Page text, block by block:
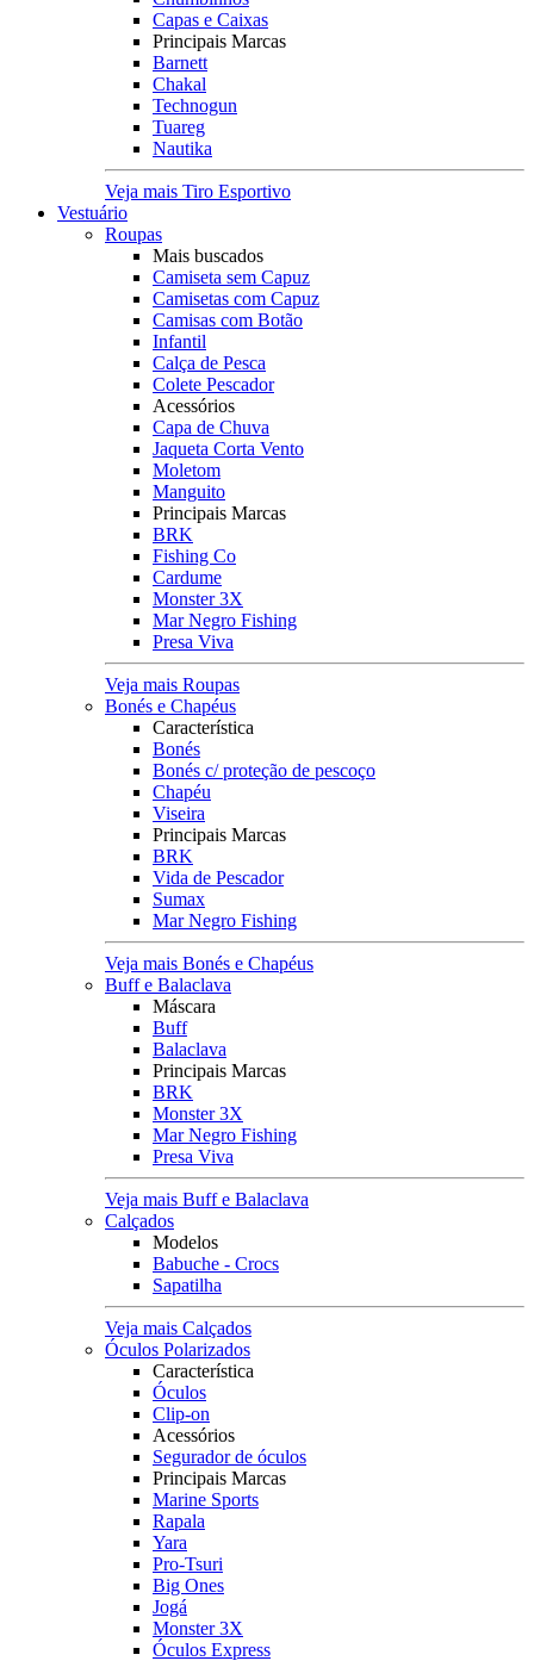
Capas e Caixas
Principais Marcas
Barnett
Chakal
Technogun
Tuareg
Nautika
Veja mais Tiro Esportivo
Vestuário
Roupas
Mais buscados
Camiseta sem Capuz
Camisetas com Capuz
Camisas com Botão
Infantil
Calça de Pesca
Colete Pescador
Acessórios
Capa de Chuva
Jaqueta Corta Vento
Moletom
Manguito
Principais Marcas
BRK
Fishing Co
Cardume
Monster 3X
Mar Negro Fishing
Presa Viva
Veja mais Roupas
Bonés e Chapéus
Característica
Bonés
Bonés c/ proteção de pescoço
Chapéu
Viseira
Principais Marcas
BRK
Vida de Pescador
Sumax
Mar Negro Fishing
Veja mais Bonés e Chapéus
Buff e Balaclava
Máscara
Buff
Balaclava
Principais Marcas
BRK
Monster 3X
Mar Negro Fishing
Presa Viva
Veja mais Buff e Balaclava
Calçados
Modelos
Babuche - Crocs
Sapatilha
Veja mais Calçados
Óculos Polarizados
Característica
Óculos
Clip-on
Acessórios
Segurador de óculos
Principais Marcas
Marine Sports
Rapala
Yara
Pro-Tsuri
Big Ones
Jogá
Monster 3X
Óculos Express